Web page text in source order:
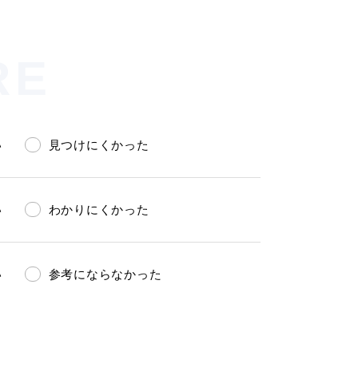
い応援（はまだ暮らし）
見つけにくかった
わかりにくかった
参考にならなかった